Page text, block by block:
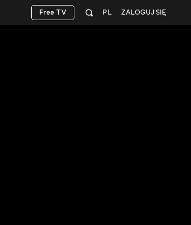
ZALOGUJ SIĘ
PL
Free TV